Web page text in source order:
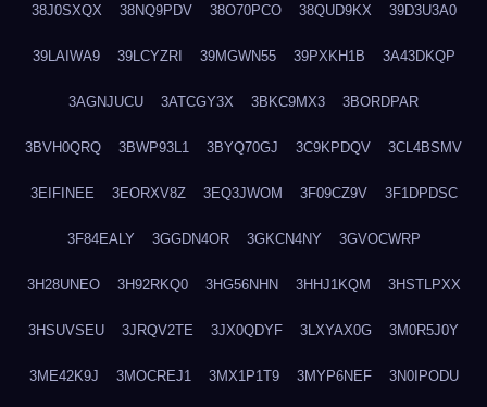
38J0SXQX 38NQ9PDV 38O70PCO 38QUD9KX 39D3U3A0
39LAIWA9 39LCYZRI 39MGWN55 39PXKH1B 3A43DKQP
3AGNJUCU 3ATCGY3X 3BKC9MX3 3BORDPAR
3BVH0QRQ 3BWP93L1 3BYQ70GJ 3C9KPDQV 3CL4BSMV
3EIFINEE 3EORXV8Z 3EQ3JWOM 3F09CZ9V 3F1DPDSC
3F84EALY 3GGDN4OR 3GKCN4NY 3GVOCWRP
3H28UNEO 3H92RKQ0 3HG56NHN 3HHJ1KQM 3HSTLPXX
3HSUVSEU 3JRQV2TE 3JX0QDYF 3LXYAX0G 3M0R5J0Y
3ME42K9J 3MOCREJ1 3MX1P1T9 3MYP6NEF 3N0IPODU